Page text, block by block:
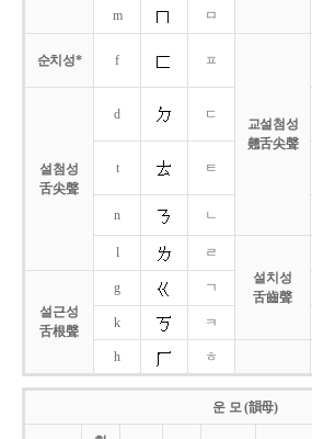
m ㅁ
순치성* f ㅍ
교설첨성
翹舌尖聲
설첨성
舌尖聲
d ㄷ
t ㅌ
n ㄴ
l
ㄹ
설치성
舌齒聲
설근성
舌根聲
g ㄱ
k ㅋ
h ㅎ
운 모 (韻母)